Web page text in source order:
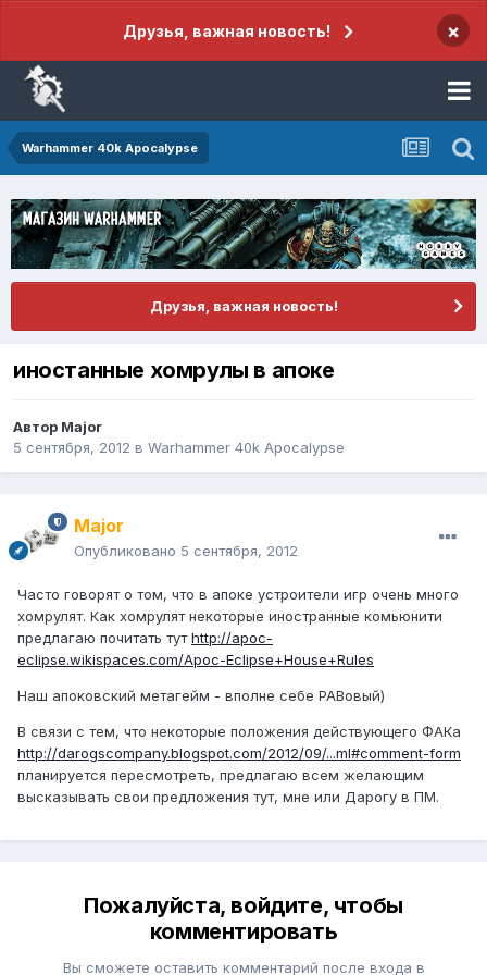
Друзья, важная новость! ×
Warhammer 40k Apocalypse
Друзья, важная новость!
иностанные хомрулы в апоке
Автор Major
5 сентября, 2012 в Warhammer 40k Apocalypse
Major
Опубликовано 5 сентября, 2012
Часто говорят о том, что в апоке устроители игр очень много
хомрулят. Как хомрулят некоторые иностранные комьюнити
предлагаю почитать тутhttp://apoc-
eclipse.wikispaces.com/Apoc-Eclipse+House+Rules
Наш апоковский метагейм - вполне себе РАВовый)
В связи с тем, что некоторые положения действующего ФАКа
http://darogscompany.blogspot.com/2012/09/...ml#comment-form
планируется пересмотреть, предлагаю всем желающим
высказывать свои предложения тут, мне или Дарогу в ПМ.
Пожалуйста, войдите, чтобы
комментировать
Вы сможете оставить комментарий после входа в